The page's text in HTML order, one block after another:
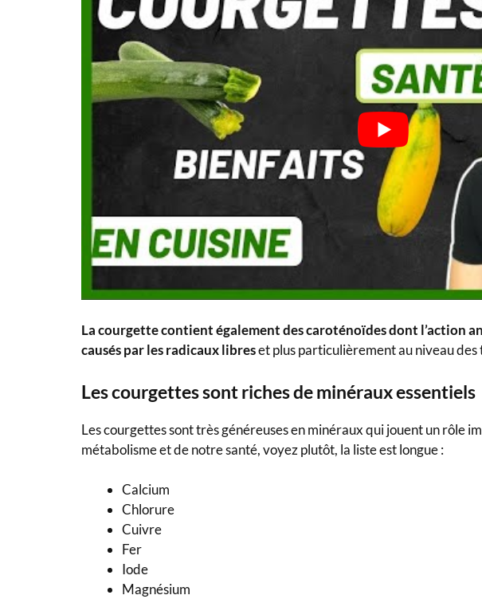
La courgette contient également des caroténoïdes dont l’action
causés par les radicaux libreset plus particulièrement au niveau des
Les courgettes sont riches de minéraux essentiels
Les courgettes sont très généreuses en minéraux qui jouent un rôle
métabolisme et de notre santé, voyez plutôt, la liste est longue :
Calcium
Chlorure
Cuivre
Fer
Iode
Magnésium